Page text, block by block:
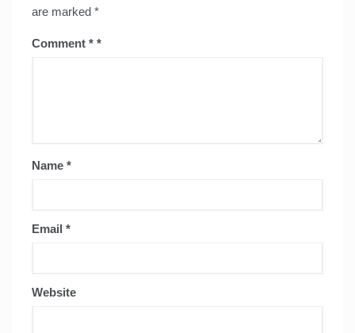
are marked *
Comment *
Name *
Email *
Website